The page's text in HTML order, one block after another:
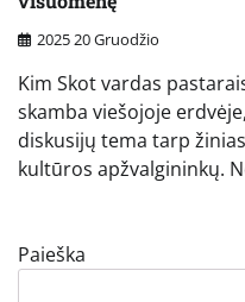
2025 20 Gruodžio
Kim Skot vardas
skamba viešojoje
diskusijų tema tarp
kultūros apžvalgininkų.
Paieška